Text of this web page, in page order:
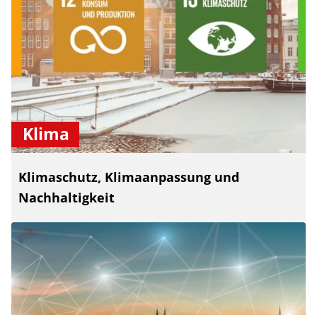
Klima
Klimaschutz, Klimaanpassung und
Nachhaltigkeit